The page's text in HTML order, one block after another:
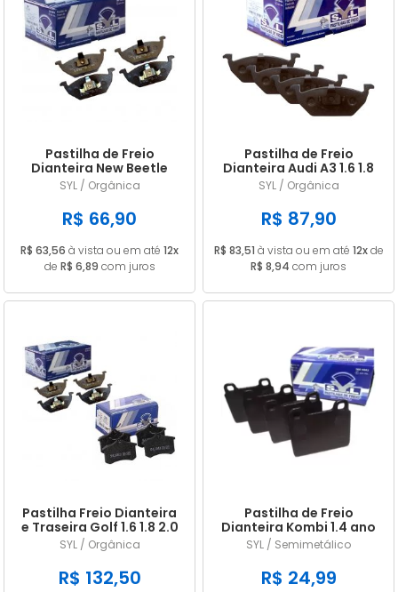
Pastilha de Freio
Dianteira New Beetle
Golf 2.0 99/ Bora 1.4 1.8
2.0 07/ Polo 1.6 08/ Gol
1.0 1.6 17/ SYL 1042
SYL / Orgânica
R$ 66,90
R$ 63,56 à vista ou em até 12x
de R$ 6,89 com juros
Pastilha de Freio
Dianteira Audi A3 1.6 1.8
02/ VW Golf 1.6 2.0 20/
Space Fox SYL 1047
SYL / Orgânica
R$ 87,90
R$ 83,51 à vista ou em até 12xde
R$ 8,94 com juros
Pastilha Freio Dianteira
e Traseira Golf 1.6 1.8 2.0
Nacional 1999 2000 2001
2002 2003 2004 2005
SYL / Orgânica
R$ 132,50
Pastilha de Freio
Dianteira Kombi 1.4 ano
2006 2007 2008 2009
2010 2011 2012 2013 2014
SYL1404
SYL / Semimetálico
R$ 24,99